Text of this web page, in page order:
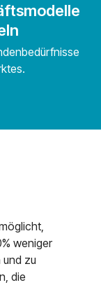
weniger
zu
die